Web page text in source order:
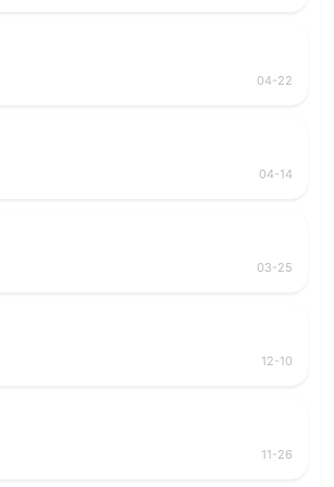
04-22
04-14
03-25
12-10
11-26